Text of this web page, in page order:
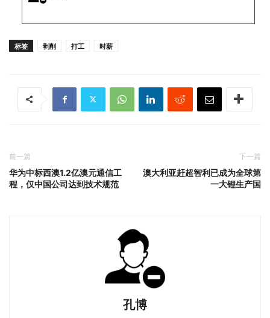
标签 剥削 打工 时薪
前一篇
华为中标西澳1.2亿澳元通信工
程，仅中国公司达到技术规范
下一篇
澳大利亚赶超智利已成为全球第
一大锂生产国
孔博